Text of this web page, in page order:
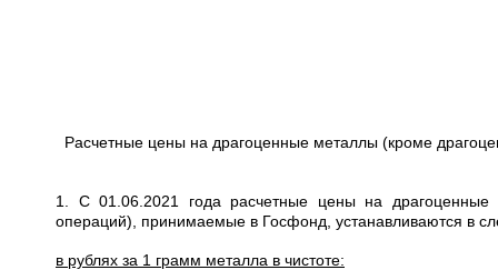
Расчетные цены на драгоценные металлы (кроме
1. С 01.06.2021 года расчетные цены на драгоценные
операций), принимаемые в Госфонд, устанавливаются в
в рублях за 1 грамм металла в чистоте: